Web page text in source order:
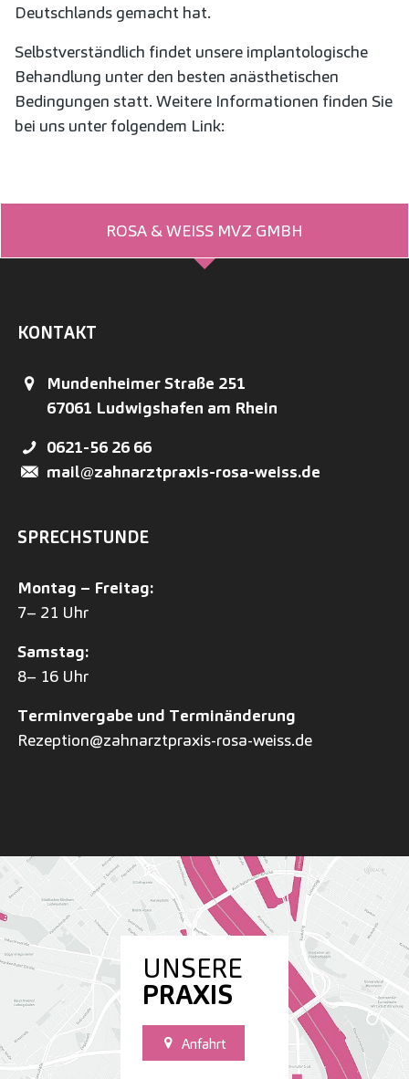
Deutschlands gemacht hat.
Selbstverständlich findet unsere implantologische
Behandlung unter den besten anästhetischen
Bedingungen statt. Weitere Informationen finden Sie
bei uns unter folgendem Link:
UNSERE
PRAXIS
Anfahrt
ROSA & WEISS MVZ GMBH
KONTAKT
Mundenheimer Straße 251
67061 Ludwigshafen am Rhein
0621-56 26 66
mail@zahnarztpraxis-rosa-weiss.de
SPRECHSTUNDE
Montag – Freitag:
7– 21 Uhr
Samstag:
8– 16 Uhr
Terminvergabe und Terminänderung
Rezeption@zahnarztpraxis-rosa-weiss.de